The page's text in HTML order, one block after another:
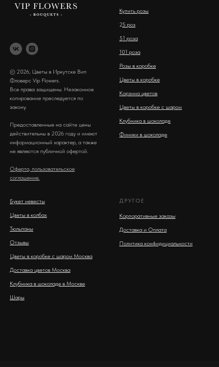
© 2026, Цветы в Иркутске Вип
Фловерс Vip Flowers.
Все права защищены. Незаконное
копирование преследуется по
закону.
Предоставленные на сайте цены
действительны в 2026 году и имеют
информационный характер, а также
не являются публичной офертой.
Оферта, пользовательское
соглашение.
Купить розы
25 роз
51 роза
101 роза
Розы в коробке
Цветы в коробке
Корзина цветов
Цветы в коробке с шаром
Клубника в шоколаде
Финики в шоколаде
Букет невесты
Цветы в колбах
Тюльпаны
Отзывы
Цветы в коробке с шаром Москва
Доставка цветов Москва
Клубника в шоколаде в Москве
Шары
ДРУГОЕ
Корпоративные заказы
Доставка и Оплата
Политика конфидициальности